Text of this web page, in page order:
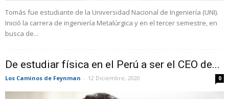
Tomás fue estudiante de la Universidad Nacional de Ingeniería (UNI).
Inició la carrera de ingeniería Metalúrgica y en el tercer semestre, en
busca de...
De estudiar física en el Perú a ser el CEO de...
Los Caminos de Feynman - 12 Diciembre, 2020 0